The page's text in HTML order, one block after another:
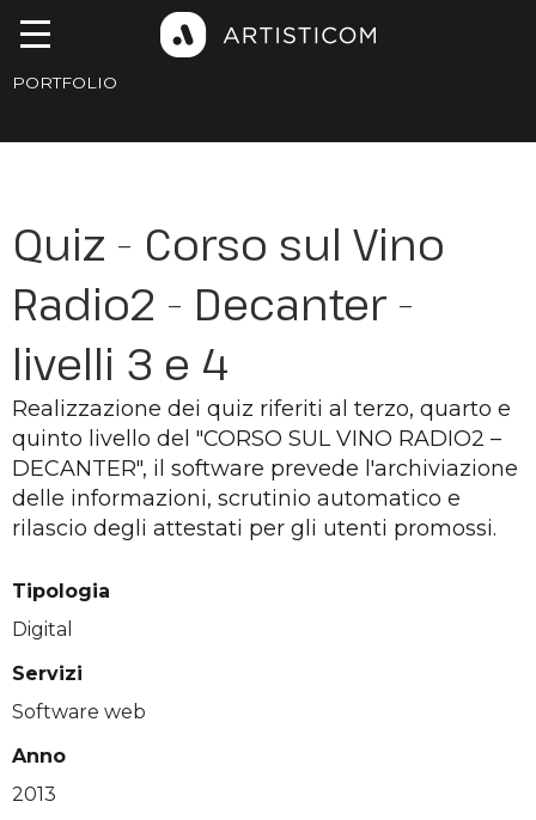
PORTFOLIO
Quiz - Corso sul Vino
Radio2 - Decanter -
livelli 3 e 4
Realizzazione dei quiz riferiti al terzo, quarto e
quinto livello del "CORSO SUL VINO RADIO2 –
DECANTER", il software prevede l'archiviazione
delle informazioni, scrutinio automatico e
rilascio degli attestati per gli utenti promossi.
Tipologia
Digital
Servizi
Software web
Anno
2013